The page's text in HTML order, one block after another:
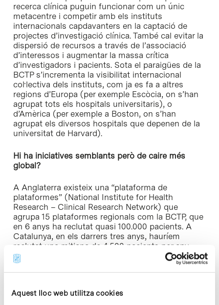
Aquest lloc web utilitza cookies
recerca clínica puguin funcionar com un únic
metacentre i competir amb els instituts
internacionals capdavanters en la captació de
projectes d’investigació clínica. També cal evitar la
dispersió de recursos a través de l’associació
d’interessos i augmentar la massa crítica
d’investigadors i pacients. Sota el paraigües de la
BCTP s’incrementa la visibilitat internacional
col·lectiva dels instituts, com ja es fa a altres
regions d’Europa (per exemple Escòcia, on s’han
agrupat tots els hospitals universitaris), o
d’Amèrica (per exemple a Boston, on s’han
agrupat els diversos hospitals que depenen de la
universitat de Harvard).
Hi ha iniciatives semblants però de caire més
global?
A Anglaterra existeix una “plataforma de
plataformes” (National Institute for Health
Research – Clinical Research Network) que
agrupa 15 plataformes regionals com la BCTP, que
en 6 anys ha reclutat quasi 100.000 pacients. A
Catalunya, en els darrers tres anys, hauríem
reclutat una mitjana de 4.500 pacients per any,
que és un bon nombre.
BCTP?